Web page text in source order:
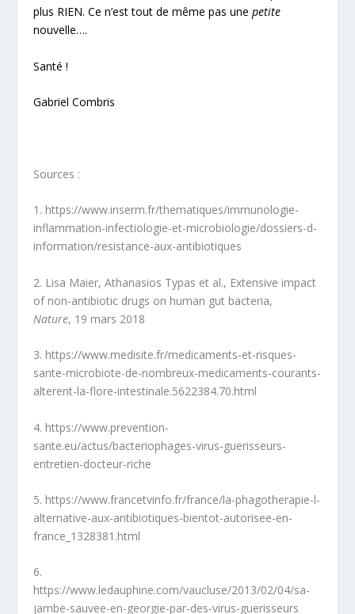
plus RIEN. Ce n’est tout de même pas unepetite
nouvelle….
Santé !
Gabriel Combris
Sources :
1. https://www.inserm.fr/thematiques/immunologie-
inflammation-infectiologie-et-microbiologie/dossiers-d-
information/resistance-aux-antibiotiques
2. Lisa Maier, Athanasios Typas et al., Extensive impact
of non-antibiotic drugs on human gut bacteria,
Nature, 19 mars 2018
3. https://www.medisite.fr/medicaments-et-risques-
sante-microbiote-de-nombreux-medicaments-courants-
alterent-la-flore-intestinale.5622384.70.html
4. https://www.prevention-
sante.eu/actus/bacteriophages-virus-guerisseurs-
entretien-docteur-riche
5. https://www.francetvinfo.fr/france/la-phagotherapie-l-
alternative-aux-antibiotiques-bientot-autorisee-en-
france_1328381.html
6.
https://www.ledauphine.com/vaucluse/2013/02/04/sa-
jambe-sauvee-en-georgie-par-des-virus-guerisseurs